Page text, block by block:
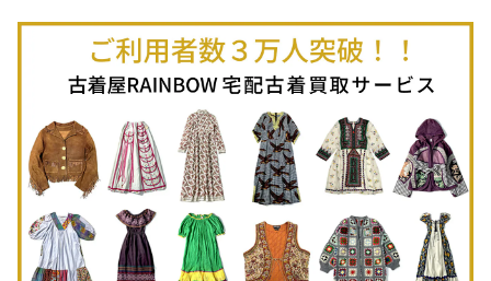
古着長袖ポロシャツ
古着スウェット
古着パーカー
古着タンクトップ
古着羽織り